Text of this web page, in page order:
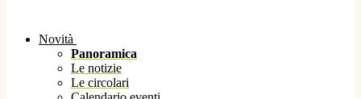
Novità
Panoramica
Le notizie
Le circolari